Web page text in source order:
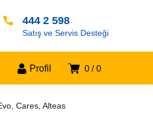
444 2 598
Satış ve Servis Desteği
0 0
Profil
Cares, Alteas